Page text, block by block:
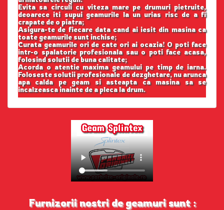
Evita sa circuli cu viteza mare pe drumuri pietruite,
deoarece iti supui geamurile la un urias risc de a fi
crapate de o piatra;
Asigura-te de fiecare data cand ai iesit din masina ca
toate geamurile sunt inchise;
Curata geamurile ori de cate ori ai ocazia! O poti face
intr-o spalatorie profesionala sau o poti face acasa,
folosind solutii de buna calitate;
Acorda o atentie maxima geamului pe timp de iarna.
Foloseste solutii profesionale de dezghetare, nu arunca
apa calda pe geam si asteapta ca masina sa se
incalzeasca inainte de a pleca la drum.
Furnizorii nostri de geamuri sunt :